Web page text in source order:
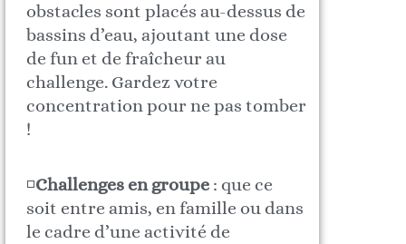
obstacles sont placés au-dessus de
bassins d’eau, ajoutant une dose
de fun et de fraîcheur au
challenge. Gardez votre
concentration pour ne pas tomber
!
◽️Challenges en groupe : que ce
soit entre amis, en famille ou dans
le cadre d’une activité de